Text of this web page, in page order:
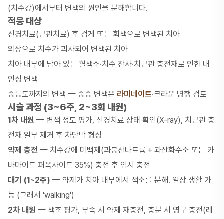
(치수강)에서부터 변색의 원인을 분해합니다.
적응 대상
신경치료(근관치료) 후 검게 또는 회색으로 변색된 치아
외상으로 치수가 괴사되어 변색된 치아
치아 내부에 남아 있는 혈색소·치수 잔사·치근관 충전재로 인한 내
인성 변색
중등도까지의 변색 — 중증 변색은 라미네이트·크라운 병행 검토
시술 과정 (3~6주, 2~3회 내원)
1차 내원 — 변색 정도 평가, 신경치료 상태 확인(X-ray), 치근관 충
전재 일부 제거 후 차단막 형성
약제 충전 — 치수강에 미백제(과붕산나트륨 + 과산화수소 또는 카
바마이드 퍼옥사이드 35%) 충전 후 임시 충전
대기 (1~2주) — 약제가 치아 내부에서 색소를 분해. 일상 생활 가
능 (그래서 'walking')
2차 내원 — 색조 평가, 부족 시 약제 재충전, 충분 시 영구 충전(레